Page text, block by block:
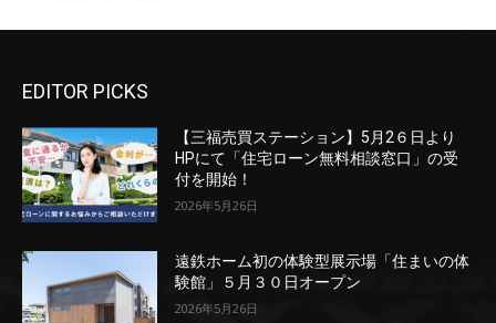
EDITOR PICKS
【三福売買ステーション】5月2６日より
HPにて「住宅ローン無料相談窓口」の受
付を開始！
2026年5月26日
遠鉄ホーム初の体験型展示場「住まいの体
験館」５月３０日オープン
2026年5月26日